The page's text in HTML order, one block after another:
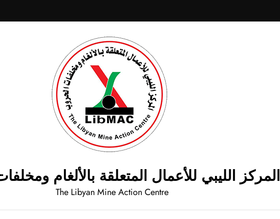
المركز الليبي للأعمال المتعلقة بالألغام
The Libyan Mine Action Centre